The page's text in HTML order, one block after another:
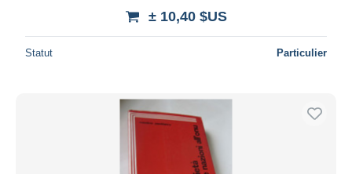
± 10,40 $US
Statut Particulier